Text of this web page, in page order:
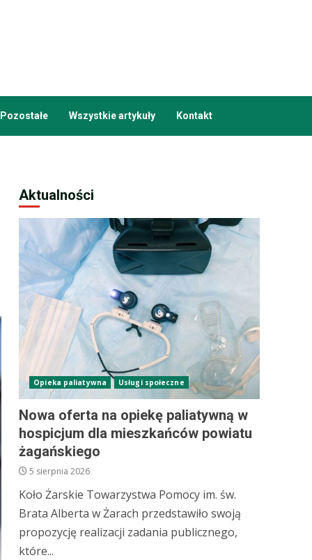
Pozostałe Wszystkie artykuły Kontakt
Aktualności
Opieka paliatywna Usługi społeczne
Nowa oferta na opiekę paliatywną w
hospicjum dla mieszkańców powiatu
żagańskiego
5 sierpnia 2026
Koło Żarskie Towarzystwa Pomocy im. św.
Brata Alberta w Żarach przedstawiło swoją
propozycję realizacji zadania publicznego,
które...